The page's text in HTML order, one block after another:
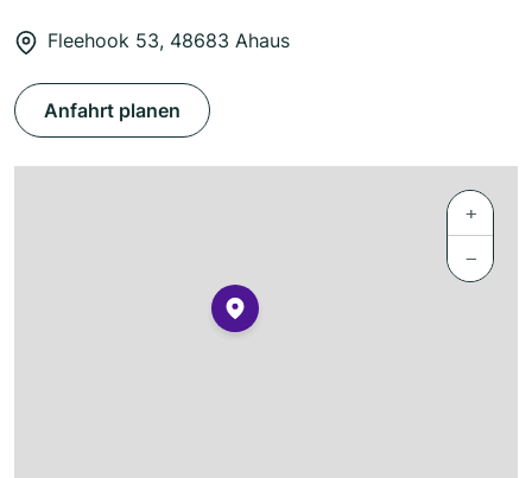
Fleehook 53, 48683 Ahaus
Anfahrt planen
+
−